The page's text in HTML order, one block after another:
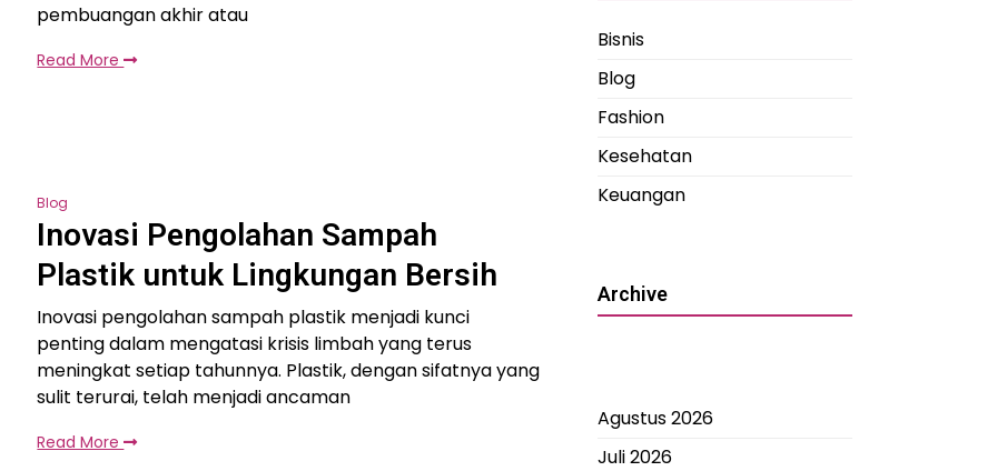
pembuangan akhir atau
Read More
Blog
Inovasi Pengolahan Sampah
Plastik untuk Lingkungan Bersih
Inovasi pengolahan sampah plastik menjadi kunci
penting dalam mengatasi krisis limbah yang terus
meningkat setiap tahunnya. Plastik, dengan sifatnya yang
sulit terurai, telah menjadi ancaman
Read More
Bisnis
Blog
Fashion
Kesehatan
Keuangan
Archive
Agustus 2026
Juli 2026